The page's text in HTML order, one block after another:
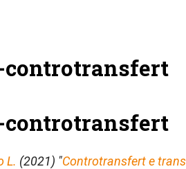
L. (2021) "Controtransfert e